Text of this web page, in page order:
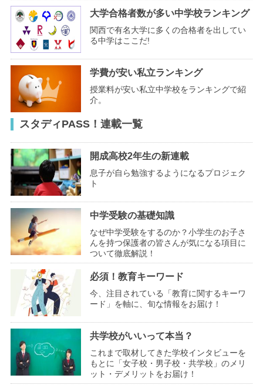
大学合格者数が多い中学校ランキング
関西で有名大学に多くの合格者を出してい
る中学はここだ!
学費が安い私立ランキング
授業料が安い私立中学校をランキングで紹
介。
スタディPASS！連載一覧
開成高校2年生の新連載
息子が自ら勉強するようになるプロジェク
ト
中学受験の基礎知識
なぜ中学受験をするのか？小学生のお子さ
んを持つ保護者の皆さんが気になる項目に
ついて徹底解説！
必須！教育キーワード
今、注目されている「教育に関するキーワ
ード」を軸に、旬な情報をお届け！
共学校がいいって本当？
これまで取材してきた学校インタビューを
もとに「女子校・男子校・共学校」のメリ
ット・デメリットをお届け！